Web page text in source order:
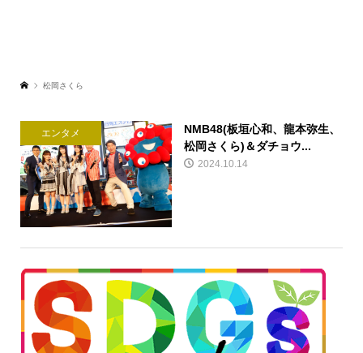
松岡さくら
エンタメ
NMB48(板垣⼼和、⿓本弥⽣、
松岡さくら)＆ダチョウ...
2024.10.14